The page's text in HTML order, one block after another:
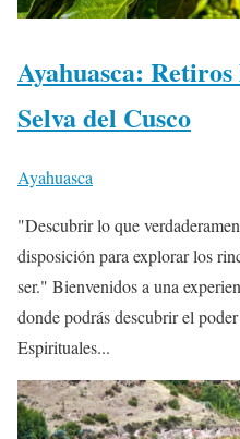
Ayahuasca:
Selva del Cusco
Ayahuasca
"Descubrir lo que
disposición para explorar los
ser." Bienvenidos a una
donde podrás descubrir el
Espirituales...